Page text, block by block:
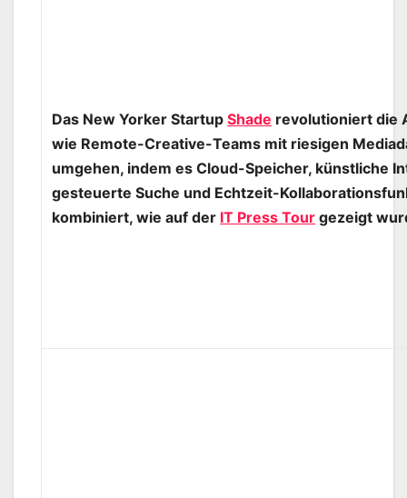
Das New Yorker StartupShade revolutioniert die
wie Remote-Creative-Teams mit riesigen
umgehen, indem es Cloud-Speicher, künstliche
gesteuerte Suche und Echtzeit-
kombiniert, wie auf der IT Press Tour gezeigt